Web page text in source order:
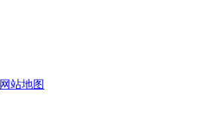
网站地图